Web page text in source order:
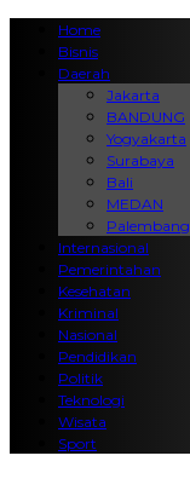
Home
Bisnis
Daerah
Jakarta
BANDUNG
Yogyakarta
Surabaya
Bali
MEDAN
Palembang
Internasional
Pemerintahan
Kesehatan
Kriminal
Nasional
Pendidikan
Politik
Teknologi
Wisata
Sport